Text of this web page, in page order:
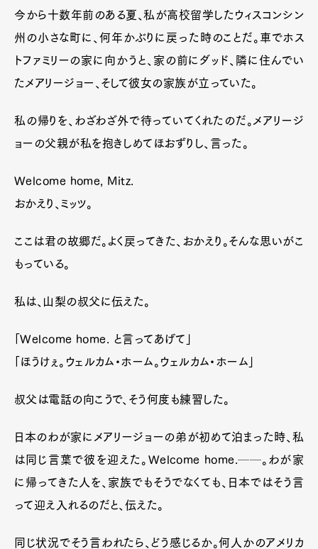
今から十数年前のある夏、私が高校留学したウィスコンシン
州の小さな町に、何年かぶりに戻った時のことだ。車でホス
トファミリーの家に向かうと、家の前にダッド、隣に住んでい
たメアリージョー、そして彼女の家族が立っていた。
私の帰りを、わざわざ外で待っていてくれたのだ。メアリージ
ョーの父親が私を抱きしめてほおずりし、言った。
Welcome home, Mitz.
おかえり、ミッツ。
ここは君の故郷だ。よく戻ってきた、おかえり。そんな思いがこ
もっている。
私は、山梨の叔父に伝えた。
「Welcome home. と言ってあげて」
「ほうけぇ。ウェルカム・ホーム。ウェルカム・ホーム」
叔父は電話の向こうで、そう何度も練習した。
日本のわが家にメアリージョーの弟が初めて泊まった時、私
は同じ言葉で彼を迎えた。Welcome home.──。わが家
に帰ってきた人を、家族でもそうでなくても、日本ではそう言
って迎え入れるのだと、伝えた。
同じ状況でそう言われたら、どう感じるか。何人かのアメリカ